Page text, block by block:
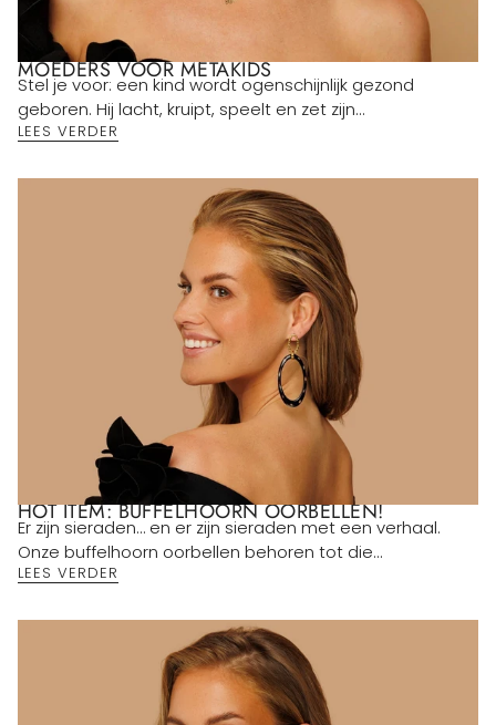
MOEDERS VOOR METAKIDS
Stel je voor: een kind wordt ogenschijnlijk gezond
geboren. Hij lacht, kruipt, speelt en zet zijn...
LEES VERDER
HOT ITEM: BUFFELHOORN OORBELLEN!
Er zijn sieraden… en er zijn sieraden met een verhaal.
Onze buffelhoorn oorbellen behoren tot die...
LEES VERDER